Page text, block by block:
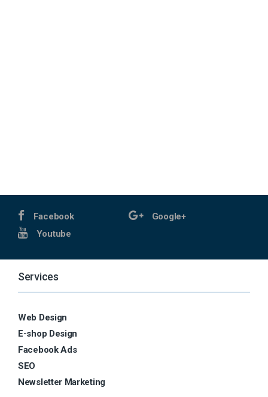
Facebook
Google+
Youtube
Services
Web Design
E-shop Design
Facebook Ads
SEO
Newsletter Marketing